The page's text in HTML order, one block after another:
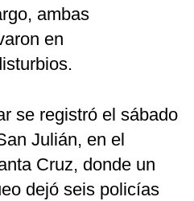
ambas
en
se registró el sábado
Julián, en el
Cruz, donde un
dejó seis policías